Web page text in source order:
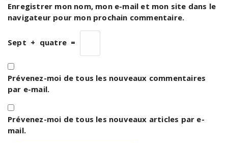
Enregistrer mon nom, mon e-mail et mon site dans le
navigateur pour mon prochain commentaire.
Sept + quatre =
Prévenez-moi de tous les nouveaux commentaires
par e-mail.
Prévenez-moi de tous les nouveaux articles par e-
mail.